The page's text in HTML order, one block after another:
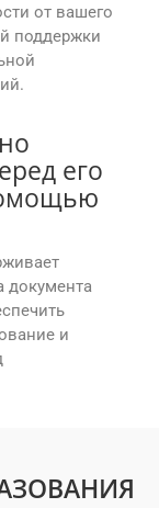
от вашего
поддержки
его
документа
и